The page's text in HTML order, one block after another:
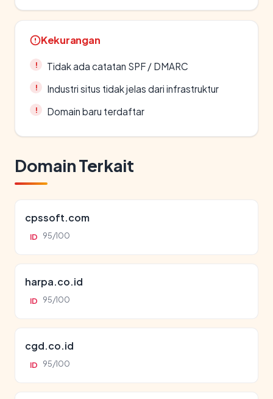
Kekurangan
Tidak ada catatan SPF / DMARC
Industri situs tidak jelas dari infrastruktur
Domain baru terdaftar
Domain Terkait
cpssoft.com
ID 95/100
harpa.co.id
ID 95/100
cgd.co.id
ID 95/100